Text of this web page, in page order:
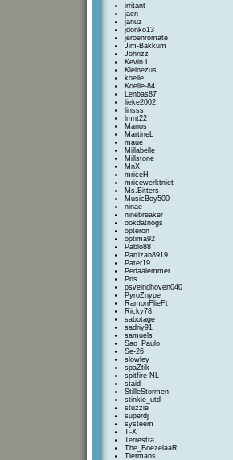
irritant
jaen
januz
jdonko13
jeroenromate
Jim-Bakkum
Johrizz
Kevin.L
Kleinezus
koelie
Koelie-84
Lenbas87
lieke2002
linsss
lmnt22
Manos
MartineL
maue
Millabelle
Millstone
MnX
mriceH
mricewerktniet
Ms.Bitters
MusicBoy500
ninae
ninebreaker
ookdatnogs
opteron
optima92
Pablo88
Partizan8919
Pater19
Pedaalemmer
Pris
psveindhoven040
PyroZnype
RamonFlieFt
Ricky78
sabotage
sadriy91
samuels
Sao_Paulo
Se-26
slowley
spaZtik
spitfire-NL-
staid
StilleStormen
stinkie_utd
stuzzie
superdj
systeem
T-X
Terrestra
The_BoezelaaR
Tietmans